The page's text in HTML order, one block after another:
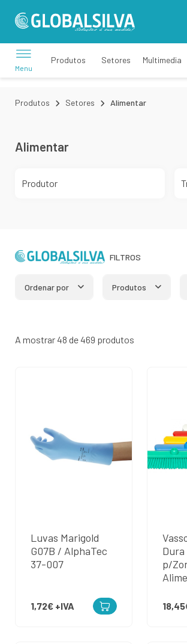
Menu
Produtos Setores Multimedia
Produtos Setores Alimentar
Alimentar
Produtor
FILTROS
Ordenar por Produtos
A mostrar 48 de 469 produtos
Luvas Marigold
G07B / AlphaTec
37-007
1,72€ +IVA
Dura
p/